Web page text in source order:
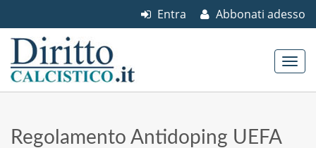
Abbonati adesso
Entra
Regolamento Antidoping UEFA